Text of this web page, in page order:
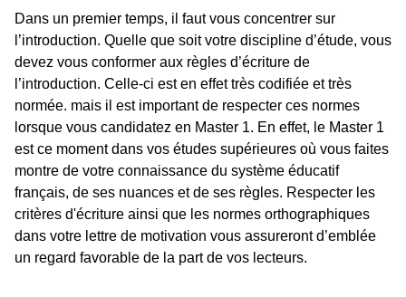
Dans un premier temps, il faut vous concentrer sur
l’introduction. Quelle que soit votre discipline d’étude, vous
devez vous conformer aux règles d’écriture de
l’introduction. Celle-ci est en effet très codifiée et très
normée. mais il est important de respecter ces normes
lorsque vous candidatez en Master 1. En effet, le Master 1
est ce moment dans vos études supérieures où vous faites
montre de votre connaissance du système éducatif
français, de ses nuances et de ses règles. Respecter les
critères d'écriture ainsi que les normes orthographiques
dans votre lettre de motivation vous assureront d’emblée
un regard favorable de la part de vos lecteurs.